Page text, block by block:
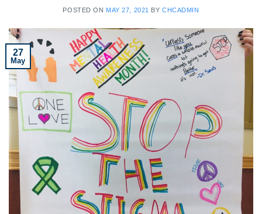
POSTED ON MAY 27, 2021 BYCHCADMIN
27
May